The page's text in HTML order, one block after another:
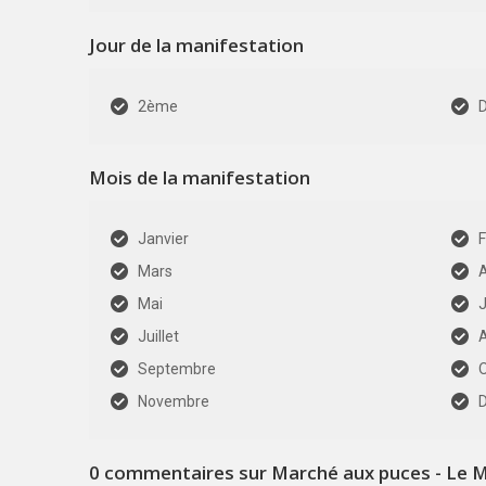
Jour de la manifestation
2ème
Mois de la manifestation
Janvier
Mars
Mai
Juillet
Septembre
Novembre
0 commentaires sur Marché aux puces - Le